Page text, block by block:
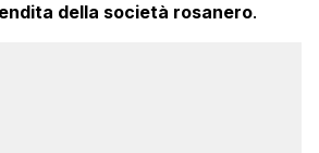
della società rosanero.